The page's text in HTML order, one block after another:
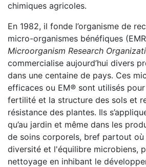
chimiques agricoles.
En 1982, il fonde l’organisme de
micro-organismes bénéfiques
Microorganism Research
commercialise aujourd’hui divers
dans une centaine de pays. Ces
efficaces ou EM® sont utilisés
fertilité et la structure des sols et
résistance des plantes. Ils
qu’au jardin et même dans les
de soins corporels, bref partout
diversité et l'équilibre microbiens,
nettoyage en inhibant le